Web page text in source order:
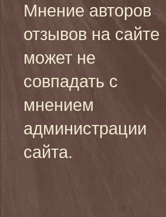
Мнение авторов
отзывов на сайте
может не
совпадать с
мнением
администрации
сайта.